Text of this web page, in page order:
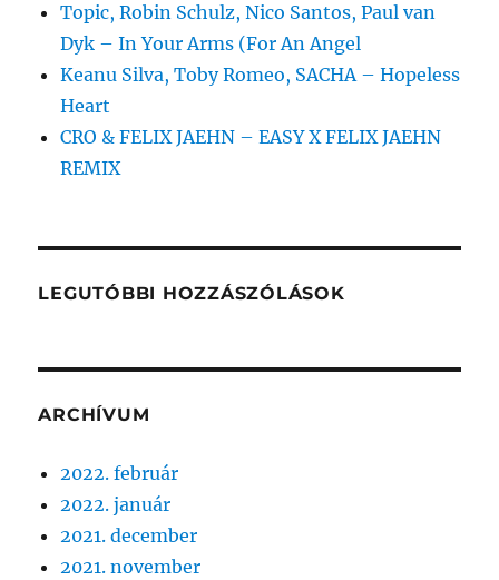
Topic, Robin Schulz, Nico Santos, Paul van
Dyk – In Your Arms (For An Angel
Keanu Silva, Toby Romeo, SACHA – Hopeless
Heart
CRO & FELIX JAEHN – EASY X FELIX JAEHN
REMIX
LEGUTÓBBI HOZZÁSZÓLÁSOK
ARCHÍVUM
2022. február
2022. január
2021. december
2021. november